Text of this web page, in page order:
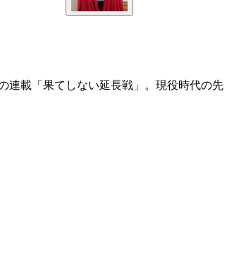
連載「果てしない延長戦」。現役時代の先